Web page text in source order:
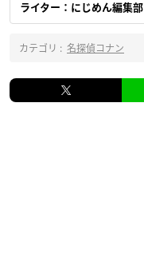
ライター：にじめん編集部
カテゴリ : 名探偵コナン